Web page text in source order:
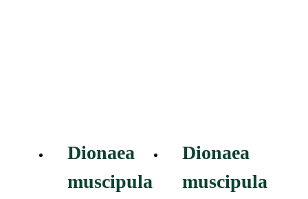
Dionaea
muscipula
Dionaea
muscipula